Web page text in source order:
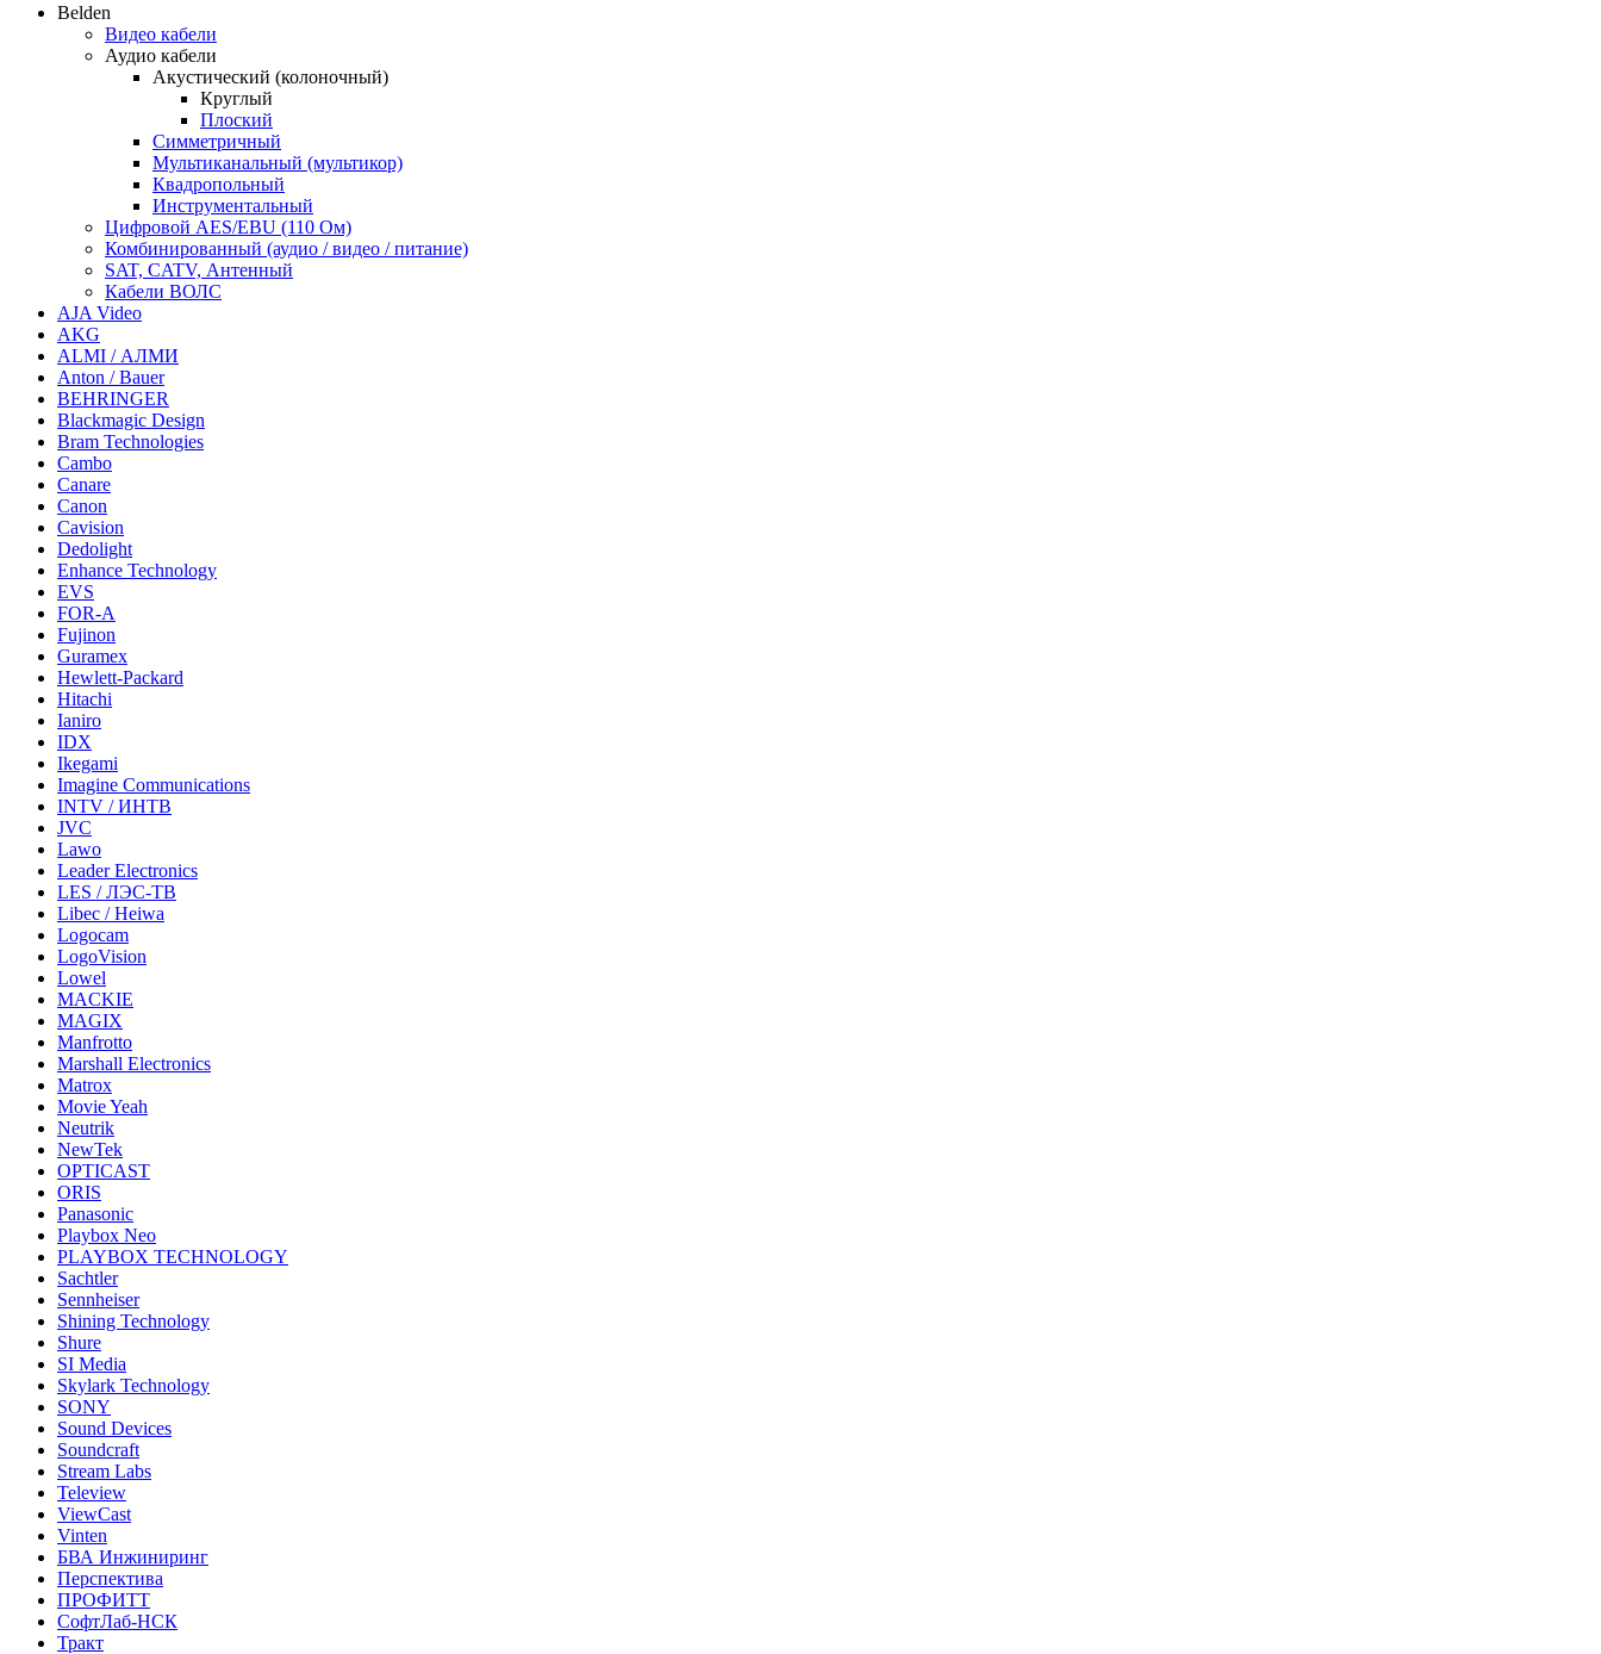
Belden
Видео кабели
Аудио кабели
Акустический (колоночный)
Круглый
Плоский
Симметричный
Мультиканальный (мультикор)
Квадропольный
Инструментальный
Цифровой AES/EBU (110 Ом)
Комбинированный (аудио / видео / питание)
SAT, CATV, Антенный
Кабели ВОЛС
AJA Video
AKG
ALMI / АЛМИ
Anton / Bauer
BEHRINGER
Blackmagic Design
Bram Technologies
Cambo
Canare
Canon
Cavision
Dedolight
Enhance Technology
EVS
FOR-A
Fujinon
Guramex
Hewlett-Packard
Hitachi
Ianiro
IDX
Ikegami
Imagine Communications
INTV / ИНТВ
JVC
Lawo
Leader Electronics
LES / ЛЭС-ТВ
Libec / Heiwa
Logocam
LogoVision
Lowel
MACKIE
MAGIX
Manfrotto
Marshall Electronics
Matrox
Movie Yeah
Neutrik
NewTek
OPTICAST
ORIS
Panasonic
Playbox Neo
PLAYBOX TECHNOLOGY
Sachtler
Sennheiser
Shining Technology
Shure
SI Media
Skylark Technology
SONY
Sound Devices
Soundcraft
Stream Labs
Teleview
ViewCast
Vinten
БВА Инжиниринг
Перспектива
ПРОФИТТ
СофтЛаб-НСК
Тракт